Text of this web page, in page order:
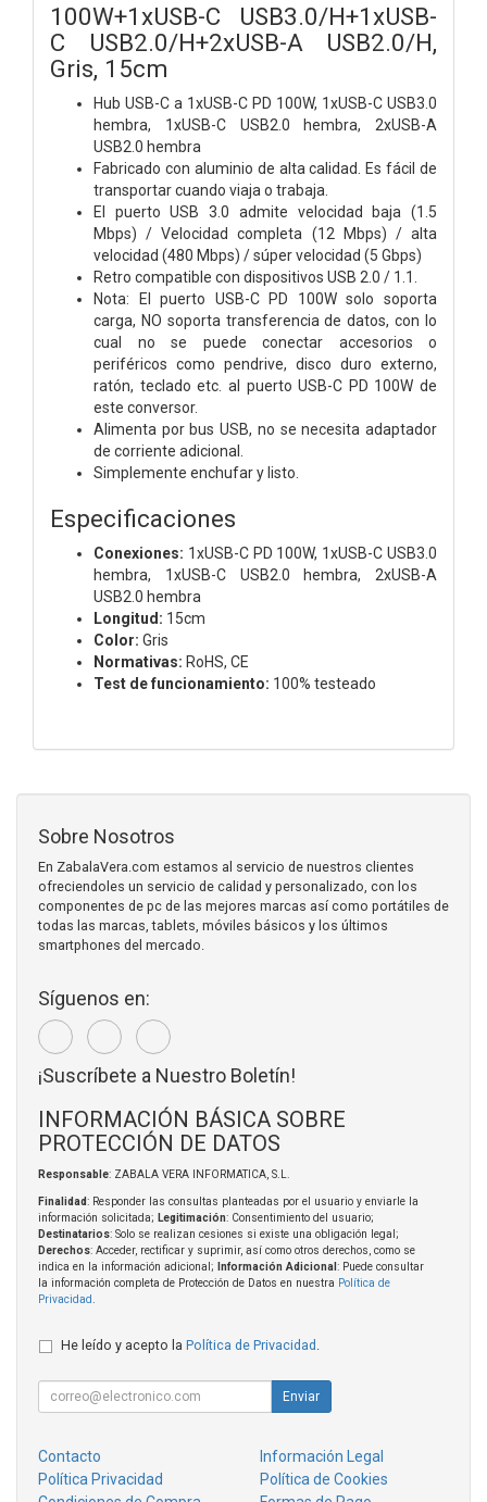
100W+1xUSB-C USB3.0/H+1xUSB-
C USB2.0/H+2xUSB-A USB2.0/H,
Gris, 15cm
Hub USB-C a 1xUSB-C PD 100W, 1xUSB-C USB3.0
hembra, 1xUSB-C USB2.0 hembra, 2xUSB-A
USB2.0 hembra
Fabricado con aluminio de alta calidad. Es fácil de
transportar cuando viaja o trabaja.
El puerto USB 3.0 admite velocidad baja (1.5
Mbps) / Velocidad completa (12 Mbps) / alta
velocidad (480 Mbps) / súper velocidad (5 Gbps)
Retro compatible con dispositivos USB 2.0 / 1.1.
Nota: El puerto USB-C PD 100W solo soporta
carga, NO soporta transferencia de datos, con lo
cual no se puede conectar accesorios o
periféricos como pendrive, disco duro externo,
ratón, teclado etc. al puerto USB-C PD 100W de
este conversor.
Alimenta por bus USB, no se necesita adaptador
de corriente adicional.
Simplemente enchufar y listo.
Especificaciones
Conexiones: 1xUSB-C PD 100W, 1xUSB-C USB3.0
hembra, 1xUSB-C USB2.0 hembra, 2xUSB-A
USB2.0 hembra
Longitud: 15cm
Color: Gris
Normativas: RoHS, CE
Test de funcionamiento: 100% testeado
Sobre Nosotros
En ZabalaVera.com estamos al servicio de nuestros clientes
ofreciendoles un servicio de calidad y personalizado, con los
componentes de pc de las mejores marcas así como portátiles de
todas las marcas, tablets, móviles básicos y los últimos
smartphones del mercado.
Síguenos en:
¡Suscríbete a Nuestro Boletín!
INFORMACIÓN BÁSICA SOBRE
PROTECCIÓN DE DATOS
Responsable: ZABALA VERA INFORMATICA, S.L.
Finalidad: Responder las consultas planteadas por el usuario y enviarle la
información solicitada; Legitimación: Consentimiento del usuario;
Destinatarios: Solo se realizan cesiones si existe una obligación legal;
Derechos: Acceder, rectificar y suprimir, así como otros derechos, como se
indica en la información adicional;
Información Adicional : Puede consultar
la información completa de Protección de Datos en nuestra Política de
Privacidad
He leído y acepto la Política de Privacidad
Enviar
Contacto
Información Legal
Política Privacidad
Política de Cookies